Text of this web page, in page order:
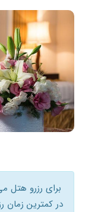
برای رزرو هتل
در کمترین زمان